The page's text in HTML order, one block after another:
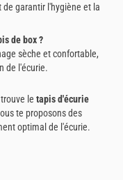
garantir l'hygiène et la
de box ?
sèche et confortable,
de l'écurie.
le tapis d'écurie
te proposons des
optimal de l'écurie.